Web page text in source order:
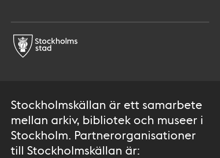
Stockholmskällan är ett samarbete
mellan arkiv, bibliotek och museer i
Stockholm. Partnerorganisationer
till Stockholmskällan är: